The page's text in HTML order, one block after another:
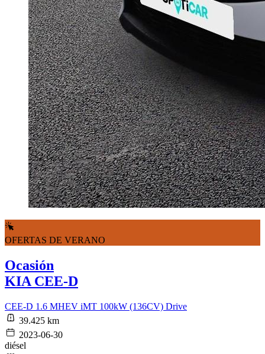
OFERTAS DE VERANO
Ocasión
KIA CEE-D
CEE-D 1.6 MHEV iMT 100kW (136CV) Drive
39.425 km
2023-06-30
diésel